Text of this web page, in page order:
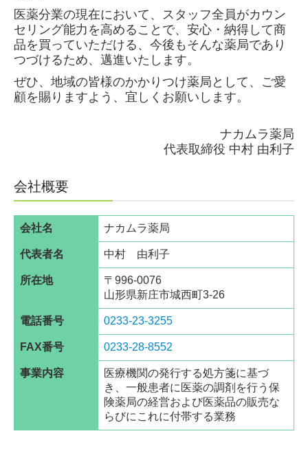
医薬分業の現在において、スタッフ全員がカウン
セリング能力を高めることで、安心・納得して商
品を買っていただける、今後もそんな薬局であり
つづけるため、邁進いたします。
ぜひ、地域の皆様のかかりつけ薬局として、ご愛
顧を賜りますよう、宜しくお願いします。
ナカムラ薬局
代表取締役 中村 由利子
会社概要
会社名 ナカムラ薬局
代表者名 中村 由利子
所在地
〒996-0076
山形県新庄市城西町3-26
電話番号 0233-23-3255
FAX番号 0233-28-8552
事業内容
医療機関の発行する処方箋に基づ
き、一般患者に医薬の調剤を行う保
険薬局の経営および医薬品の販売な
らびにこれに付帯する業務